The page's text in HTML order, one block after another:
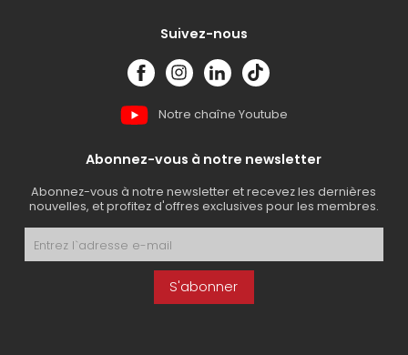
Suivez-nous
Notre chaîne Youtube
Abonnez-vous à notre newsletter
Abonnez-vous à notre newsletter et recevez les dernières
nouvelles, et profitez d'offres exclusives pour les membres.
S'abonner